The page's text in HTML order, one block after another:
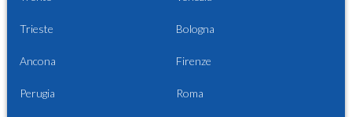
Trieste Bologna
Ancona Firenze
Perugia Roma